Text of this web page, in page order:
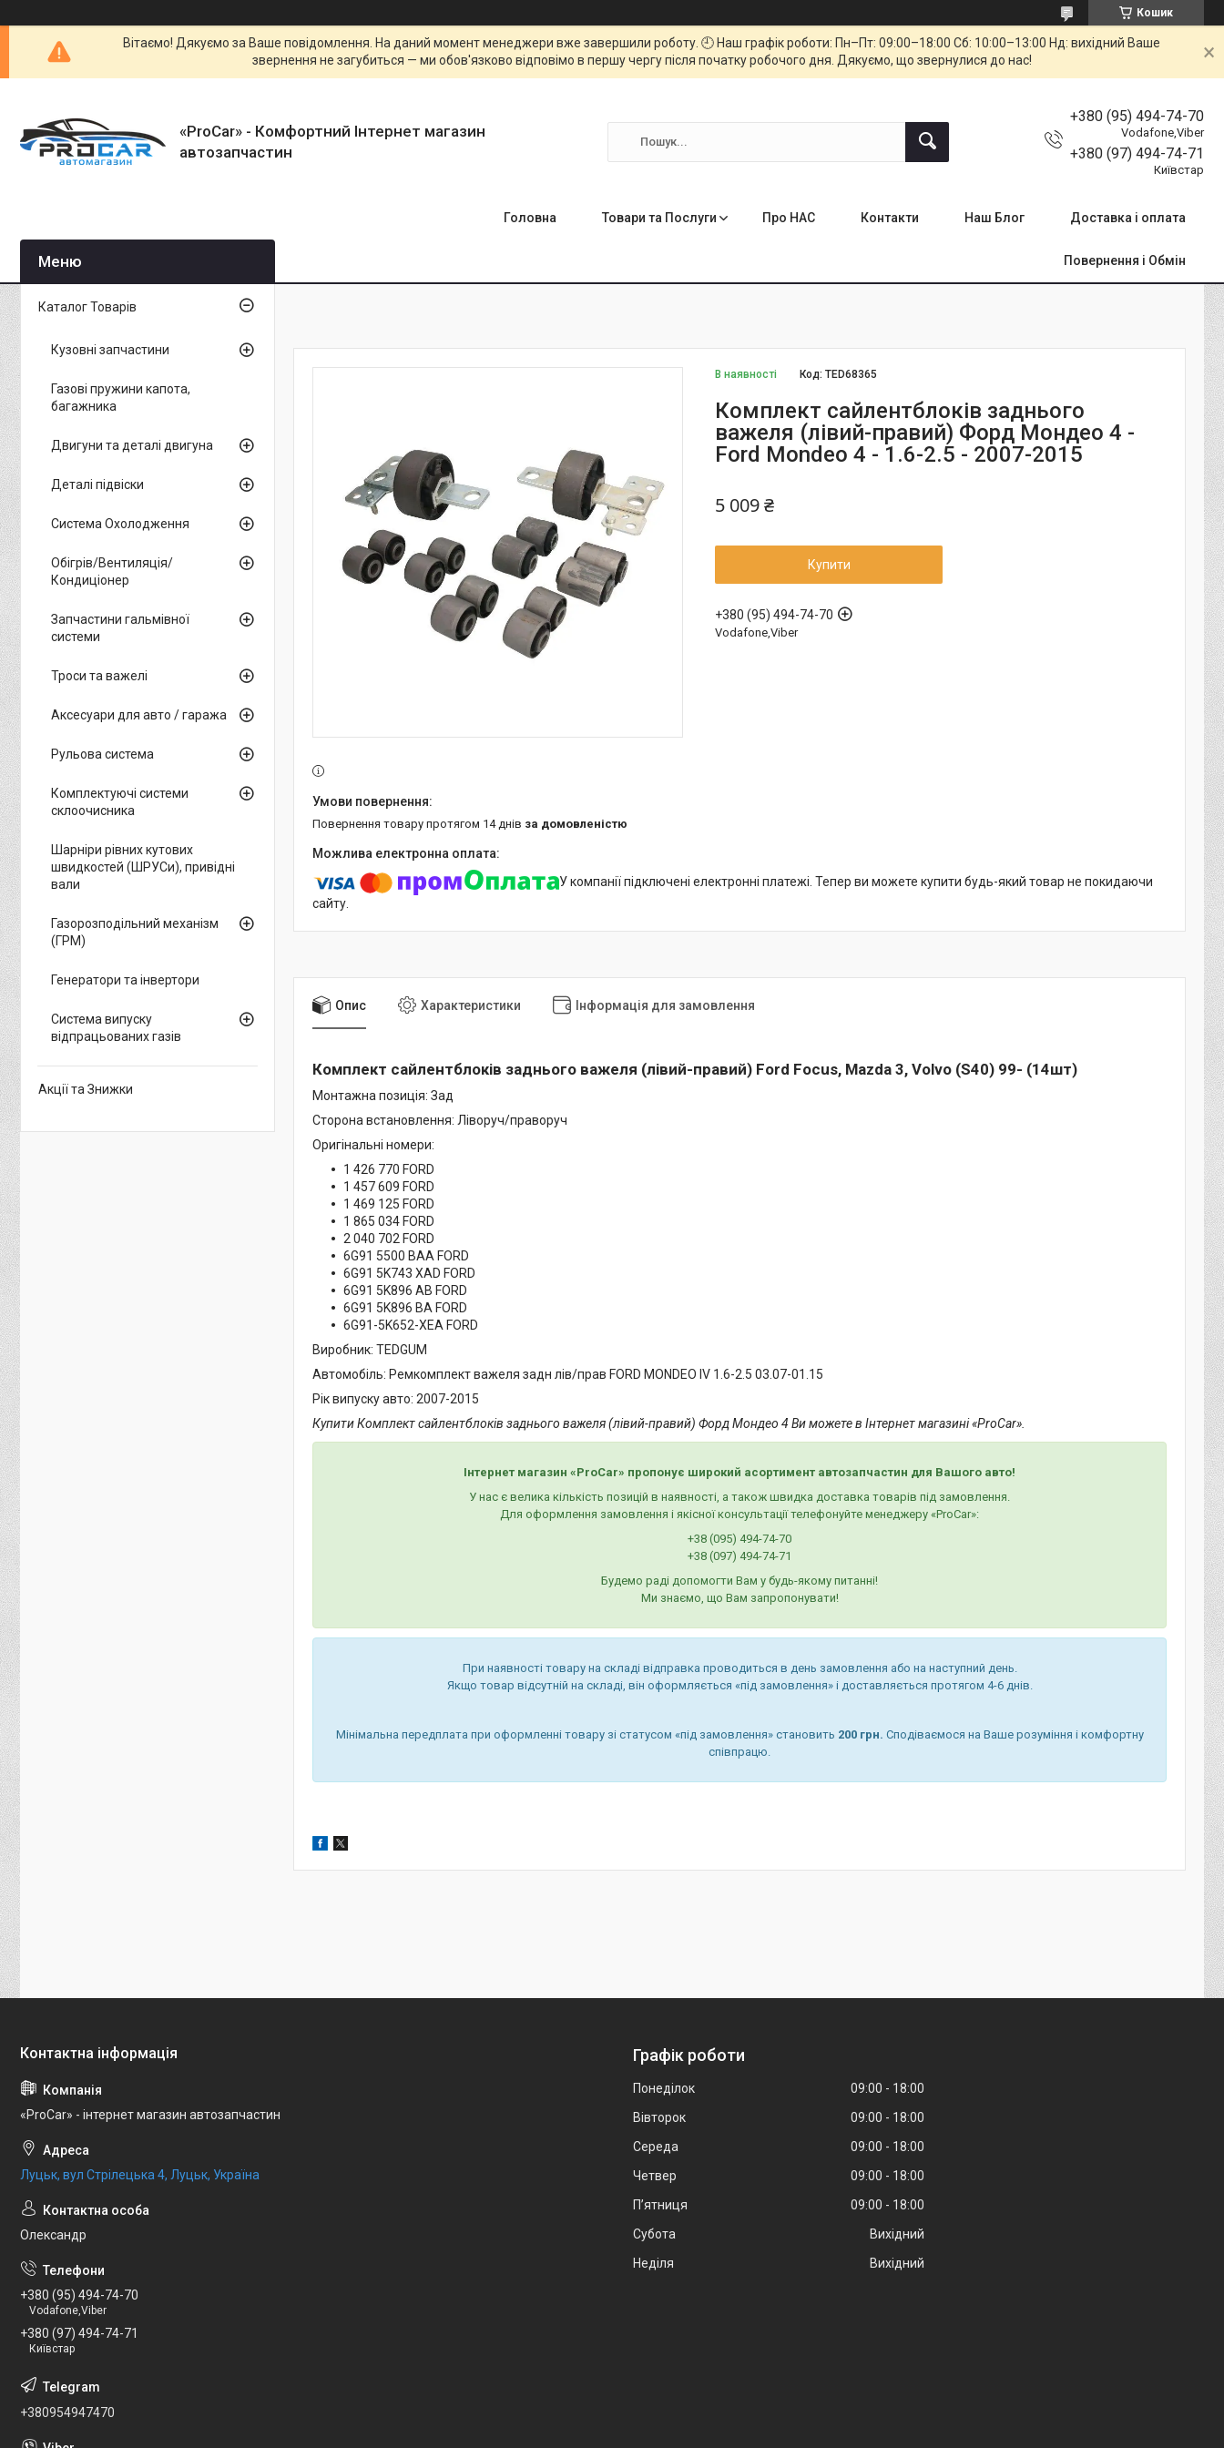
Кошик
Вітаємо! Дякуємо за Ваше повідомлення. На даний момент менеджери вже завершили роботу. 🕘 Наш графік роботи: Пн–Пт: 09:00–18:00 Сб: 10:00–13:00 Нд: вихідний Ваше
звернення не загубиться — ми обов'язково відповімо в першу чергу після початку робочого дня. Дякуємо, що звернулися до нас!
«ProCar» - Комфортний Інтернет магазин
автозапчастин
+380 (95) 494-74-70
Vodafone,Viber
+380 (97) 494-74-71
Київстар
Головна Товари та Послуги Про НАС Контакти Наш Блог Доставка і оплата
Повернення і Обмін
В наявності Код:TED68365
Комплект сайлентблоків заднього
важеля (лівий-правий) Форд Мондео 4 -
Ford Mondeo 4 - 1.6-2.5 - 2007-2015
5 009 ₴
Купити
+380 (95) 494-74-70
Vodafone,Viber
повернення товару протягом 14 днів за домовленістю
У компанії підключені електронні платежі. Тепер ви можете купити будь-який товар не покидаючи
сайту.
Опис Характеристики Інформація для замовлення
Комплект сайлентблоків заднього важеля (лівий-правий) Ford Focus, Mazda 3, Volvo (S40) 99- (14шт)
Монтажна позиція: Зад
Сторона встановлення: Ліворуч/праворуч
Оригінальні номери:
1 426 770 FORD
1 457 609 FORD
1 469 125 FORD
1 865 034 FORD
2 040 702 FORD
6G91 5500 BAA FORD
6G91 5K743 XAD FORD
6G91 5K896 AB FORD
6G91 5K896 BA FORD
6G91-5K652-XEA FORD
Виробник: TEDGUM
Автомобіль: Ремкомплект важеля задн лів/прав FORD MONDEO IV 1.6-2.5 03.07-01.15
Рік випуску авто: 2007-2015
Купити Комплект сайлентблоків заднього важеля (лівий-правий) Форд Мондео 4 Ви можете в Інтернет магазині «ProCar».
Інтернет магазин «ProCar» пропонує широкий асортимент автозапчастин для Вашого авто!
У нас є велика кількість позицій в наявності, а також швидка доставка товарів під замовлення.
Для оформлення замовлення і якісної консультації телефонуйте менеджеру «ProCar»:
+38 (095) 494-74-70
+38 (097) 494-74-71
Будемо раді допомогти Вам у будь-якому питанні!
Ми знаємо, що Вам запропонувати!
При наявності товару на складі відправка проводиться в день замовлення або на наступний день.
Якщо товар відсутній на складі, він оформляється «під замовлення» і доставляється протягом 4-6 днів.
Мінімальна передплата при оформленні товару зі статусом «під замовлення» становить 200 грн. Сподіваємося на Ваше розуміння і комфортну
співпрацю.
Каталог Товарів
Кузовні запчастини
Газові пружини капота,
багажника
Двигуни та деталі двигуна
Деталі підвіски
Система Охолодження
Обігрів/Вентиляція/
Кондиціонер
Запчастини гальмівної
системи
Троси та важелі
Аксесуари для авто / гаража
Рульова система
Комплектуючі системи
склоочисника
Шарніри рівних кутових
швидкостей (ШРУСи), привідні
вали
Газорозподільний механізм
(ГРМ)
Генератори та інвертори
Система випуску
відпрацьованих газів
Акції та Знижки
«ProCar» - інтернет магазин автозапчастин
Луцьк, вул Стрілецька 4, Луцьк, Україна
Олександр
+380 (95) 494-74-70
Vodafone,Viber
+380 (97) 494-74-71
Київстар
+380954947470
Графік роботи
Понеділок 09:00
18:00
Вівторок
09:00
18:00
Середа
09:00
18:00
Четвер
09:00
18:00
Пʼятниця
09:00
18:00
Субота
Вихідний
Неділя
Вихідний